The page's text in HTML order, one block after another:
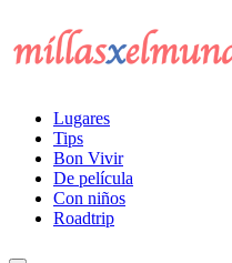
Lugares
Tips
Bon Vivir
De película
Con niños
Roadtrip